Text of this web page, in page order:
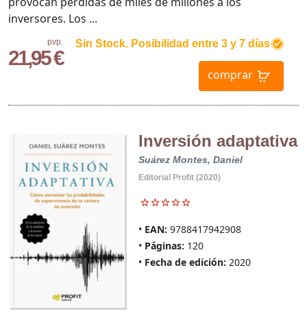
pvp.
21,95 €
Sin Stock. Posibilidad entre 3 y 7 días
comprar
inversores. Los ...
Inversión adaptativa
Suárez Montes, Daniel
Editorial Profit (2020)
EAN: 9788417942908
Páginas: 120
Fecha de edición: 2020